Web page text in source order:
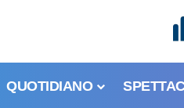
QUOTIDIANO